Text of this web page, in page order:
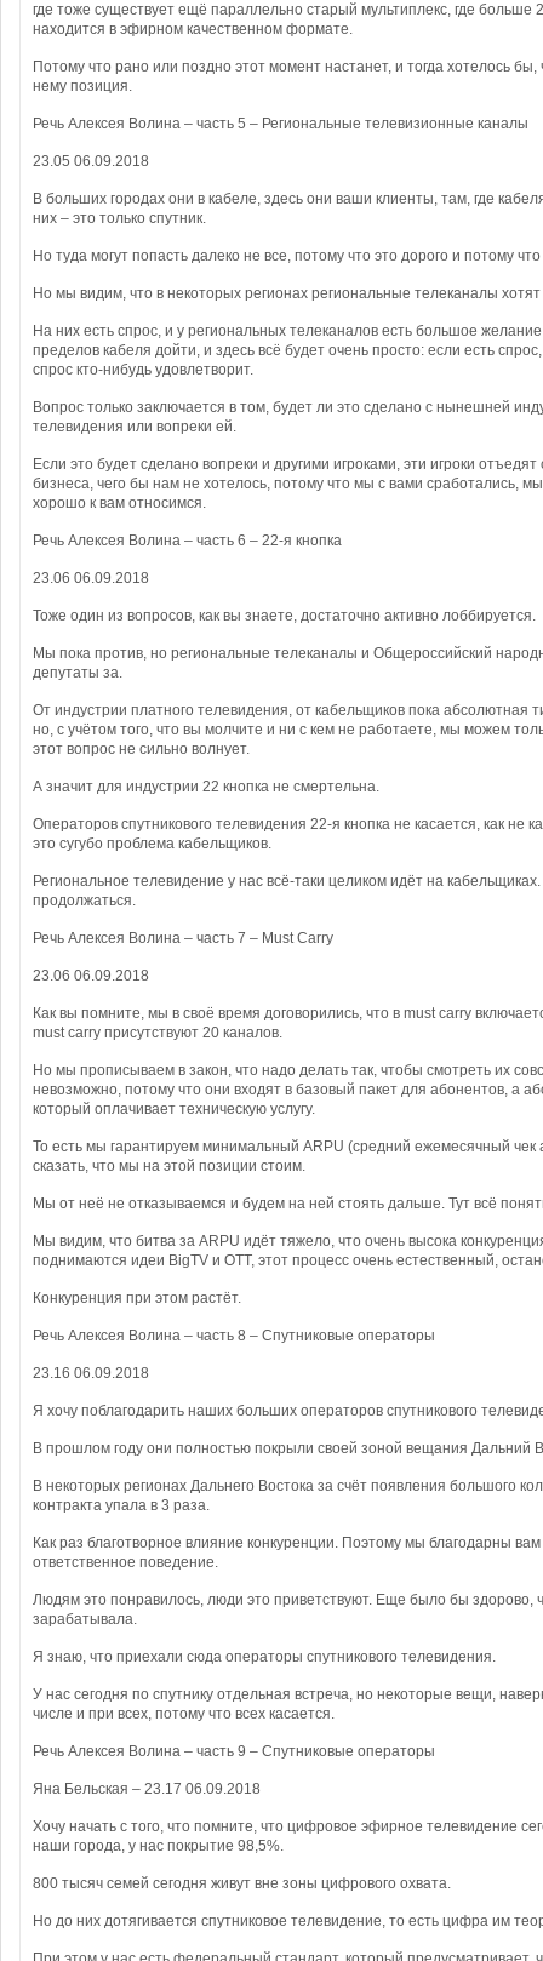
где тоже существует ещё параллельно старый мультиплекс, где больше
находится в эфирном качественном формате.
Потому что рано или поздно этот момент настанет, и тогда хотелось
нему позиция.
Речь Алексея Волина – часть 5 – Региональные телевизионные каналы
23.05 06.09.2018
В больших городах они в кабеле, здесь они ваши клиенты, там, где
них – это только спутник.
Но туда могут попасть далеко не все, потому что это дорого и потому
Но мы видим, что в некоторых регионах региональные телеканалы хотят
На них есть спрос, и у региональных телеканалов есть большое
пределов кабеля дойти, и здесь всё будет очень просто: если есть
спрос кто-нибудь удовлетворит.
Вопрос только заключается в том, будет ли это сделано с нынешней
телевидения или вопреки ей.
Если это будет сделано вопреки и другими игроками, эти игроки отъедят
бизнеса, чего бы нам не хотелось, потому что мы с вами сработались,
хорошо к вам относимся.
Речь Алексея Волина – часть 6 – 22-я кнопка
23.06 06.09.2018
Тоже один из вопросов, как вы знаете, достаточно активно лоббируется.
Мы пока против, но региональные телеканалы и Общероссийский
депутаты за.
От индустрии платного телевидения, от кабельщиков пока абсолютная
но, с учётом того, что вы молчите и ни с кем не работаете, мы можем
этот вопрос не сильно волнует.
А значит для индустрии 22 кнопка не смертельна.
Операторов спутникового телевидения 22-я кнопка не касается, как не
это сугубо проблема кабельщиков.
Региональное телевидение у нас всё-таки целиком идёт на кабельщиках.
продолжаться.
Речь Алексея Волина – часть 7 – Must Carry
23.06 06.09.2018
Как вы помните, мы в своё время договорились, что в must carry
must carry присутствуют 20 каналов.
Но мы прописываем в закон, что надо делать так, чтобы смотреть их
невозможно, потому что они входят в базовый пакет для абонентов, а
который оплачивает техническую услугу.
То есть мы гарантируем минимальный ARPU (средний ежемесячный чек
сказать, что мы на этой позиции стоим.
Мы от неё не отказываемся и будем на ней стоять дальше. Тут всё
Мы видим, что битва за ARPU идёт тяжело, что очень высока
поднимаются идеи BigTV и OTT, этот процесс очень естественный,
Конкуренция при этом растёт.
Речь Алексея Волина – часть 8 – Спутниковые операторы
23.16 06.09.2018
Я хочу поблагодарить наших больших операторов спутникового
В прошлом году они полностью покрыли своей зоной вещания Дальний
В некоторых регионах Дальнего Востока за счёт появления большого
контракта упала в 3 раза.
Как раз благотворное влияние конкуренции. Поэтому мы благодарны
ответственное поведение.
Людям это понравилось, люди это приветствуют. Еще было бы здорово,
зарабатывала.
Я знаю, что приехали сюда операторы спутникового телевидения.
У нас сегодня по спутнику отдельная встреча, но некоторые вещи,
числе и при всех, потому что всех касается.
Речь Алексея Волина – часть 9 – Спутниковые операторы
Яна Бельская – 23.17 06.09.2018
Хочу начать с того, что помните, что цифровое эфирное телевидение
наши города, у нас покрытие 98,5%.
800 тысяч семей сегодня живут вне зоны цифрового охвата.
Но до них дотягивается спутниковое телевидение, то есть цифра им